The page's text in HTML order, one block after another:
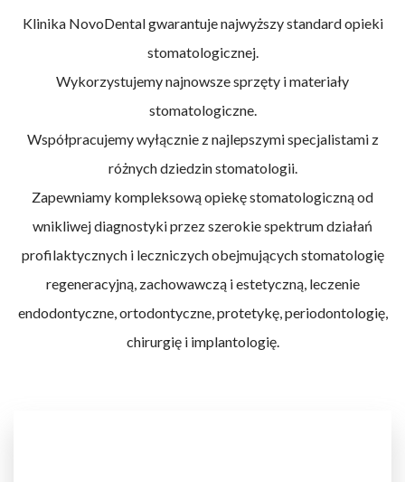
Klinika NovoDental gwarantuje najwyższy standard opieki
stomatologicznej.
Wykorzystujemy najnowsze sprzęty i materiały
stomatologiczne.
Współpracujemy wyłącznie z najlepszymi specjalistami z
różnych dziedzin stomatologii.
Zapewniamy kompleksową opiekę stomatologiczną od
wnikliwej diagnostyki przez szerokie spektrum działań
profilaktycznych i leczniczych obejmujących stomatologię
regeneracyjną, zachowawczą i estetyczną, leczenie
endodontyczne, ortodontyczne, protetykę, periodontologię,
chirurgię i implantologię.